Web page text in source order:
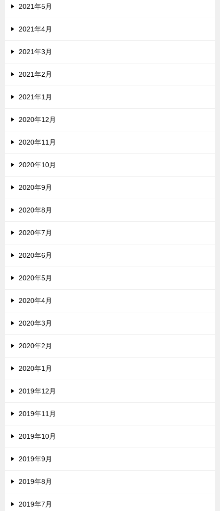
2021年5月
2021年4月
2021年3月
2021年2月
2021年1月
2020年12月
2020年11月
2020年10月
2020年9月
2020年8月
2020年7月
2020年6月
2020年5月
2020年4月
2020年3月
2020年2月
2020年1月
2019年12月
2019年11月
2019年10月
2019年9月
2019年8月
2019年7月